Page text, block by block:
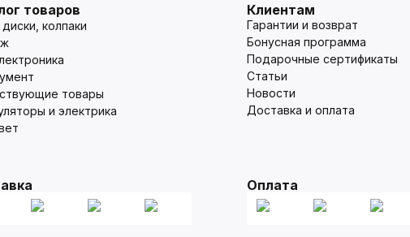
товаров
колпаки
товары
и электрика
Клиентам
Гарантии и возврат
Бонусная программа
Подарочные сертификаты
Статьи
Новости
Доставка и оплата
Оплата